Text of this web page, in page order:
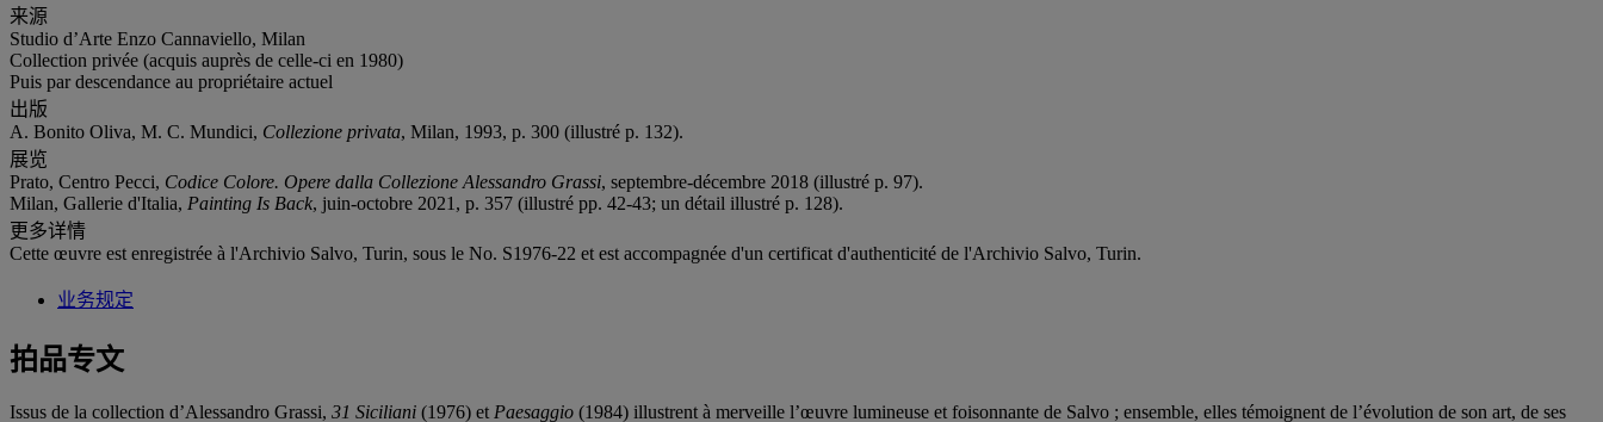
来源
Studio d’Arte Enzo Cannaviello, Milan
Collection privée (acquis auprès de celle-ci en 1980)
Puis par descendance au propriétaire actuel
出版
A. Bonito Oliva, M. C. Mundici, Collezione privata, Milan, 1993, p. 300 (illustré p. 132).
展览
Prato, Centro Pecci, Codice Colore. Opere dalla Collezione Alessandro Grassi, septembre-décembre 2018 (illustré p. 97).
Milan, Gallerie d'Italia, Painting Is Back, juin-octobre 2021, p. 357 (illustré pp. 42-43; un détail illustré p. 128).
更多详情
Cette œuvre est enregistrée à l'Archivio Salvo, Turin, sous le No. S1976-22 et est accompagnée d'un certificat d'authenticité de l'Archivio Salvo, Turin.
业务规定
拍品专文
Issus de la collection d’Alessandro Grassi, 31 Siciliani (1976) et Paesaggio (1984) illustrent à merveille l’œuvre lumineuse et foisonnante de Salvo ; ensemble, elles témoignent de l’évolution de son art, de ses